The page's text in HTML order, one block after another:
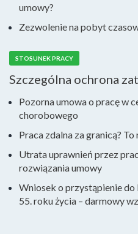
umowy?
Zezwolenie na pobyt
STOSUNEK PRACY
Szczególna ochrona
Pozorna umowa o pracę w
chorobowego
Praca zdalna za granicą?
Utrata uprawnień przez
rozwiązania umowy
Wniosek o przystąpienie
55. roku życia – darmowy